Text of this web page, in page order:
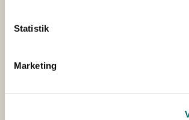
Statistik
Marketing
I Danmark er det lovpligtigt at